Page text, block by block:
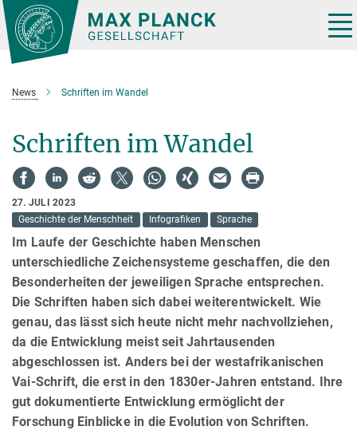
Hauptinhalt
News Schriften im Wandel
Schriften im Wandel
27. JULI 2023
Geschichte der Menschheit
Infografiken Sprache
Im Laufe der Geschichte haben Menschen
unterschiedliche Zeichensysteme geschaffen, die den
Besonderheiten der jeweiligen Sprache entsprechen.
Die Schriften haben sich dabei weiterentwickelt. Wie
genau, das lässt sich heute nicht mehr nachvollziehen,
da die Entwicklung meist seit Jahrtausenden
abgeschlossen ist. Anders bei der westafrikanischen
Vai-Schrift, die erst in den 1830er-Jahren entstand. Ihre
gut dokumentierte Entwicklung ermöglicht der
Forschung Einblicke in die Evolution von Schriften.